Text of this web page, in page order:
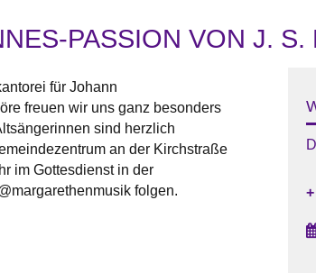
PASSION VON J. S.
für Johann
freuen wir uns ganz besonders
sind herzlich
an der Kirchstraße
im Gottesdienst in der
folgen.